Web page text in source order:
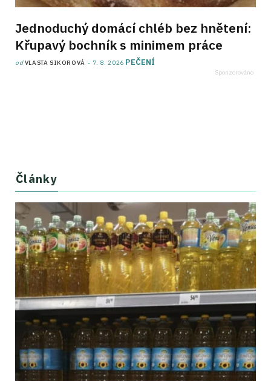
Jednoduchý domácí chléb bez hnětení:
Křupavý bochník s minimem práce
odVLASTA SIKOROVÁ 7. 8. 2026 PEČENÍ
Články